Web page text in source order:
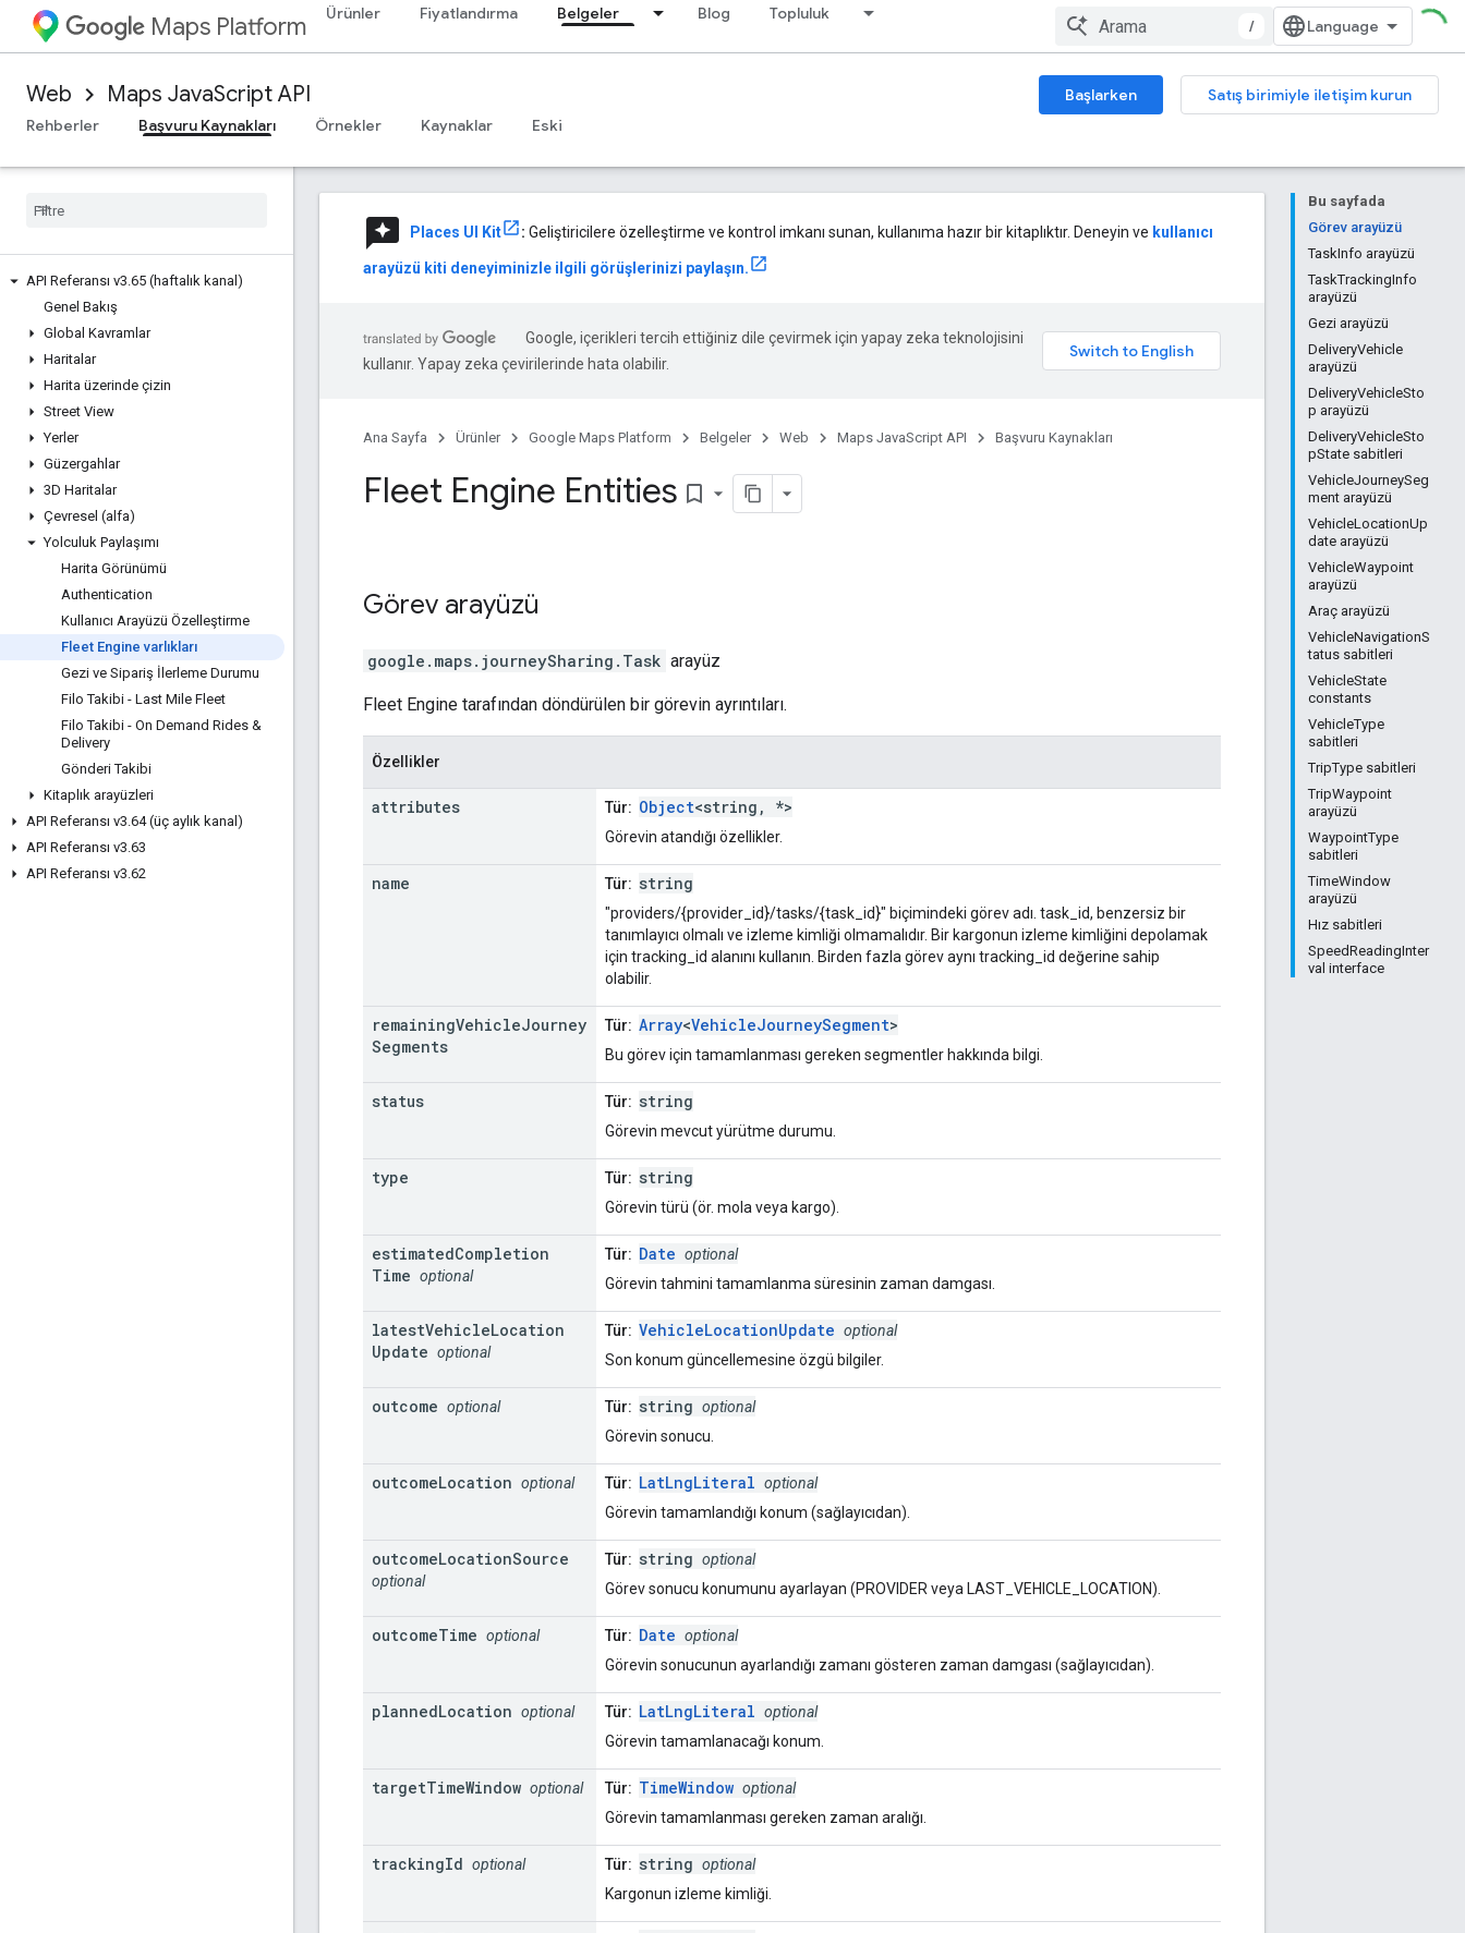
Maps Platform Ürünler Fiyatlandırma Belgeler Blog Topluluk
/
Web Maps JavaScript API Başlarken
Satış birimiyle iletişim kurun
Rehberler
Başvuru Kaynakları Örnekler Kaynaklar Eski
API Referansı v3.65 (haftalık kanal)
Genel Bakış
Global Kavramlar
Haritalar
Harita üzerinde çizin
Street View
Yerler
Güzergahlar
3D Haritalar
Çevresel (alfa)
Yolculuk Paylaşımı
Harita Görünümü
Authentication
Kullanıcı Arayüzü Özelleştirme
Fleet Engine varlıkları
Gezi ve Sipariş İlerleme Durumu
Filo Takibi - Last Mile Fleet
Filo Takibi - On Demand Rides &
Delivery
Gönderi Takibi
Kitaplık arayüzleri
API Referansı v3.64 (üç aylık kanal)
API Referansı v3.63
API Referansı v3.62
Bu sayfada
Görev arayüzü
TaskInfo arayüzü
TaskTrackingInfo
arayüzü
Gezi arayüzü
DeliveryVehicle
arayüzü
DeliveryVehicleSto
p arayüzü
DeliveryVehicleSto
pState sabitleri
VehicleJourneySeg
ment arayüzü
VehicleLocationUp
date arayüzü
VehicleWaypoint
arayüzü
Araç arayüzü
VehicleNavigationS
tatus sabitleri
VehicleState
constants
VehicleType
sabitleri
TripType sabitleri
TripWaypoint
arayüzü
WaypointType
sabitleri
TimeWindow
arayüzü
Hız sabitleri
SpeedReadingInter
val interface
reviews Places UI Kit : Geliştiricilere özelleştirme ve kontrol imkanı sunan, kullanıma hazır bir kitaplıktır. Deneyin ve kullanıcı
arayüzü kiti deneyiminizle ilgili görüşlerinizi paylaşın.
Google, içerikleri tercih ettiğiniz dile çevirmek için yapay zeka teknolojisini
kullanır. Yapay zeka çevirilerinde hata olabilir.
Ana Sayfa Ürünler Google Maps Platform Belgeler Web Maps JavaScript API Başvuru Kaynakları
Fleet Engine Entities bookmark_border
Görev arayüzü
google.maps.journeySharing . Task arayüz
Fleet Engine tarafından döndürülen bir görevin ayrıntıları.
Özellikler
attributes Tür: Object<string, *>
Görevin atandığı özellikler.
name Tür: string
"providers/{provider_id}/tasks/{task_id}" biçimindeki görev adı. task_id, benzersiz bir
tanımlayıcı olmalı ve izleme kimliği olmamalıdır. Bir kargonun izleme kimliğini depolamak
için tracking_id alanını kullanın. Birden fazla görev aynı tracking_id değerine sahip
olabilir.
remainingVehicleJourney
Segments
Tür: Array<VehicleJourneySegment>
Bu görev için tamamlanması gereken segmentler hakkında bilgi.
status Tür: string
Görevin mevcut yürütme durumu.
type Tür: string
Görevin türü (ör. mola veya kargo).
estimatedCompletion
Time optional
Tür: Date optional
Görevin tahmini tamamlanma süresinin zaman damgası.
latestVehicleLocation
Update optional
Tür: VehicleLocationUpdate optional
Son konum güncellemesine özgü bilgiler.
outcome optional Tür: string optional
Görevin sonucu.
outcomeLocation optional Tür: LatLngLiteral optional
Görevin tamamlandığı konum (sağlayıcıdan).
outcomeLocationSource
optional
Tür: string optional
Görev sonucu konumunu ayarlayan (PROVIDER veya LAST_VEHICLE_LOCATION).
outcomeTime optional Tür: Date optional
Görevin sonucunun ayarlandığı zamanı gösteren zaman damgası (sağlayıcıdan).
plannedLocation optional Tür: LatLngLiteral optional
Görevin tamamlanacağı konum.
targetTimeWindow optional Tür: TimeWindow optional
Görevin tamamlanması gereken zaman aralığı.
trackingId optional Tür: string optional
Kargonun izleme kimliği.